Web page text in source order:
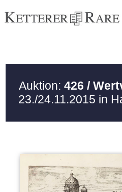
Auktion: 426 /
23./24.11.2015 in